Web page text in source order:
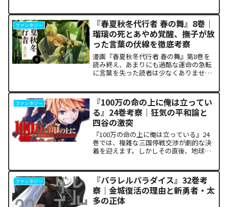
の脳髄にどのような認知的カタルシスを
発生させているの...
ファンタジー
『春夏秋冬代行者 春の舞』8巻｜
瑠璃の死とあやめ覚醒、撫子が放
った言葉の伏線を徹底考察
漫画『春夏秋冬代行者 春の舞』第8巻を
読み終え、あまりにも過酷な運命の急転
に言葉を失った読者は少なくありませ
の突然の覚醒、割って入るように秋の代
行者・撫子が残した意味深...
ファンタジー
『100万の命の上に俺は立ってい
る』24巻考察｜狂気の平和論と
四谷の激突
『100万の命の上に俺は立っている』24
巻では、複雑な三国停戦交渉が劇的な決
着を迎えます。しかしその直後、地球を
ち塞がります。彼が主張する「狂気の平
和論」と四谷友助たち...
ファンタジー
『パラレルパラダイス』32巻考
察｜金城復活の理由と新勇者・太
多の正体